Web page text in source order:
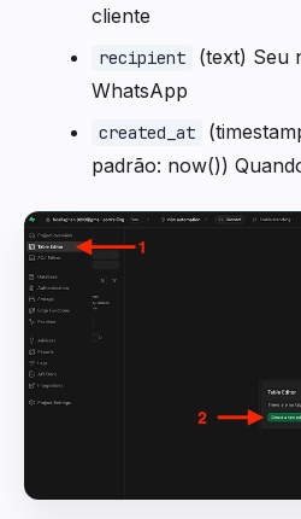
cliente
recipient
(text) Seu
WhatsApp
created_at
padrão: now())